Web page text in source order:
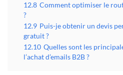
12.8 Comment optimiser le
?
12.9 Puis-je obtenir un devis
gratuit ?
12.10 Quelles sont les
l’achat d’emails B2B ?